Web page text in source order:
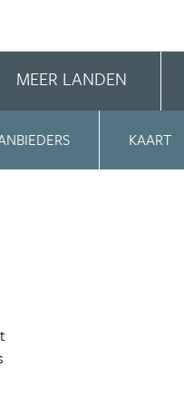
MEER LANDEN
KAART